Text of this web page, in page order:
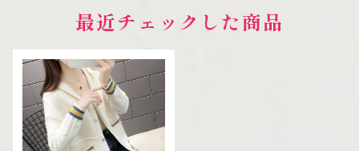
最近チェックした商品